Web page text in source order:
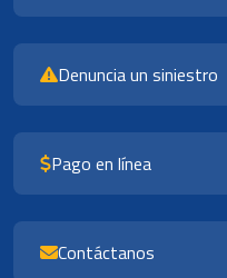
Denuncia un siniestro
Pago en línea
Contáctanos